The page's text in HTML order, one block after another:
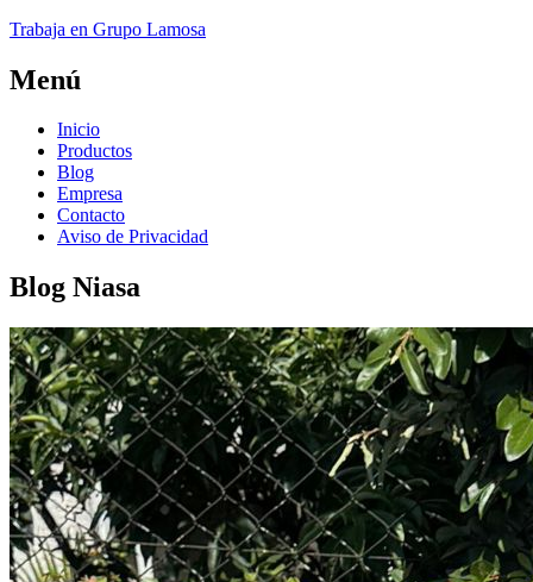
Trabaja en Grupo Lamosa
Menú
Inicio
Productos
Blog
Empresa
Contacto
Aviso de Privacidad
Blog Niasa